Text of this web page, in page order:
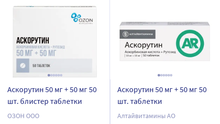
Аскорутин 50 мг + 50 мг 50
шт. блистер таблетки
ОЗОН ООО
Аскорутин 50 мг + 50 мг 50
шт. таблетки
Алтайвитамины АО